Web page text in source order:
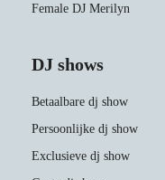
Female DJ Merilyn
DJ shows
Betaalbare dj show
Persoonlijke dj show
Exclusieve dj show